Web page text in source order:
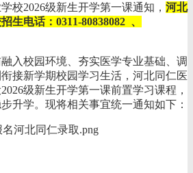
校2026级新生开学第一课通知， 河北
生电话：0311-80838082 、
入校园环境、夯实医学专业基础、调
接新学期校园学习生活，河北同仁医
级新生开学第一课前置学习课程，
升学。现将相关事宜统一通知如下：